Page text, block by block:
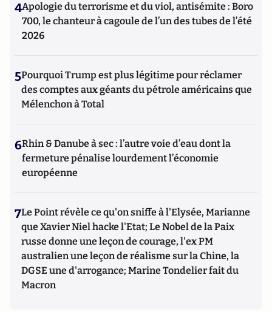
4Apologie du terrorisme et du viol, antisémite : Boro
700, le chanteur à cagoule de l’un des tubes de l’été
2026
5Pourquoi Trump est plus légitime pour réclamer
des comptes aux géants du pétrole américains que
Mélenchon à Total
6Rhin & Danube à sec : l’autre voie d’eau dont la
fermeture pénalise lourdement l’économie
européenne
7Le Point révèle ce qu'on sniffe à l'Elysée, Marianne
que Xavier Niel hacke l'Etat; Le Nobel de la Paix
russe donne une leçon de courage, l'ex PM
australien une leçon de réalisme sur la Chine, la
DGSE une d'arrogance; Marine Tondelier fait du
Macron